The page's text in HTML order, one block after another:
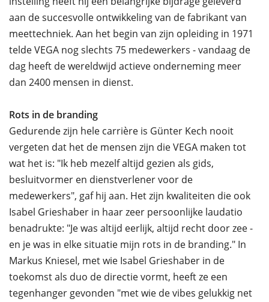
aan de succesvolle ontwikkeling van de fabrikant van
meettechniek. Aan het begin van zijn opleiding in 1971
telde VEGA nog slechts 75 medewerkers - vandaag de
dag heeft de wereldwijd actieve onderneming meer
dan 2400 mensen in dienst.
Rots in de branding
Gedurende zijn hele carrière is Günter Kech nooit
vergeten dat het de mensen zijn die VEGA maken tot
wat het is: "Ik heb mezelf altijd gezien als gids,
besluitvormer en dienstverlener voor de
medewerkers", gaf hij aan. Het zijn kwaliteiten die ook
Isabel Grieshaber in haar zeer persoonlijke laudatio
benadrukte: "Je was altijd eerlijk, altijd recht door zee -
en je was in elke situatie mijn rots in de branding." In
Markus Kniesel, met wie Isabel Grieshaber in de
toekomst als duo de directie vormt, heeft ze een
tegenhanger gevonden "met wie de vibes gelukkig net